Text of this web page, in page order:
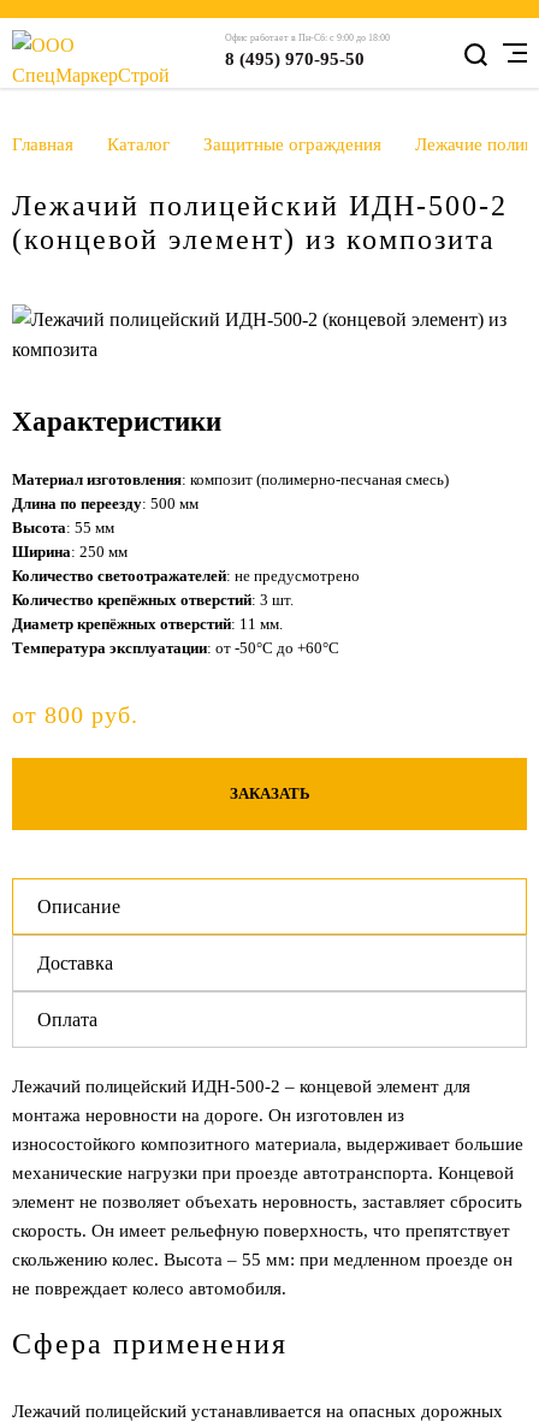
Офис работает в Пн-Сб: с 9:00 до 18:00
8 (495) 970-95-50
Главная Каталог Защитные ограждения Лежачие
Лежачий полицейский ИДН-500-2
(концевой элемент) из композита
Характеристики
Материал изготовления: композит (полимерно-песчаная смесь)
Длина по переезду: 500 мм
Высота: 55 мм
Ширина: 250 мм
Количество светоотражателей: не предусмотрено
Количество крепёжных отверстий: 3 шт.
Диаметр крепёжных отверстий: 11 мм.
Температура эксплуатации: от -50°C до +60°C
от 800 руб.
ЗАКАЗАТЬ
Описание
Доставка
Оплата
Лежачий полицейский ИДН-500-2 – концевой элемент для
монтажа неровности на дороге. Он изготовлен из
износостойкого композитного материала, выдерживает большие
механические нагрузки при проезде автотранспорта. Концевой
элемент не позволяет объехать неровность, заставляет сбросить
скорость. Он имеет рельефную поверхность, что препятствует
скольжению колес. Высота – 55 мм: при медленном проезде он
не повреждает колесо автомобиля.
Сфера применения
Лежачий полицейский устанавливается на опасных дорожных